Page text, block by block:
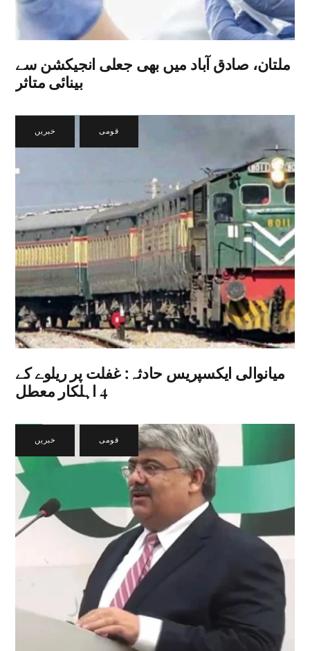
ملتان، صادق آباد میں بھی جعلی انجیکشن سے
بینائی متاثر
خبریں قومی
میانوالی ایکسپریس حادثہ: غفلت پر ریلوے کے
4 اہلکار معطل
خبریں قومی